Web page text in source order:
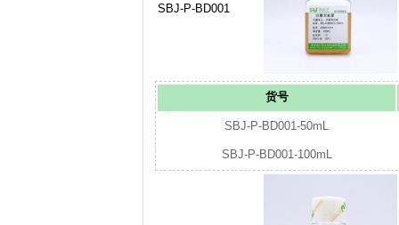
SBJ-P-BD001
货号
SBJ-P-BD001-50mL
SBJ-P-BD001-100mL